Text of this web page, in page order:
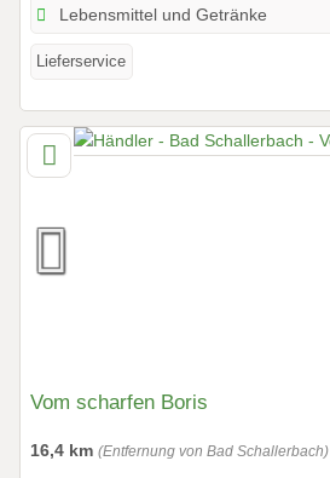
Lebensmittel und Getränke
Lieferservice
Vom scharfen Boris
16,4 km (Entfernung von Bad Schallerbach)